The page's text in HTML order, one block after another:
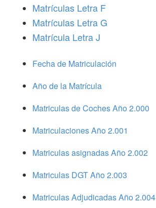
Matrículas Letra F
Matrículas Letra G
Matrícula Letra J
Fecha de Matriculación
Año de la Matrícula
Matriculas de Coches Año 2.000
Matriculaciones Año 2.001
Matriculas asignadas Año 2.002
Matriculas DGT Año 2.003
Matriculas Adjudicadas Año 2.004